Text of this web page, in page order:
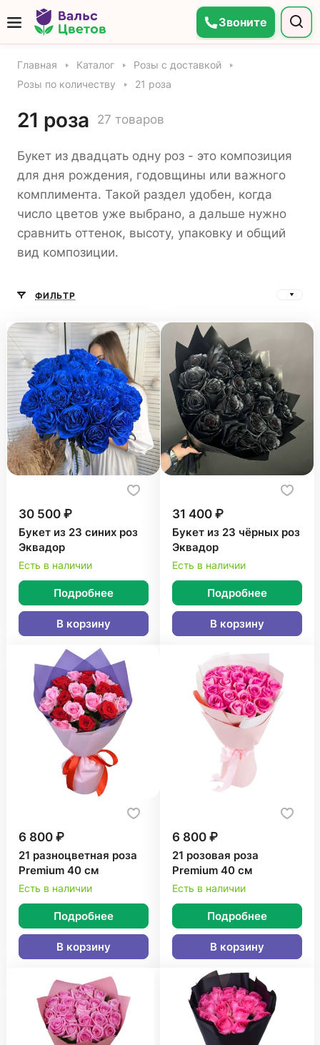
Звоните
Главная Каталог
Розы с доставкой
Розы по количеству
21 роза
21 роза 27 товаров
Букет из двадцать одну роз - это композиция
для дня рождения, годовщины или важного
комплимента. Такой раздел удобен, когда
число цветов уже выбрано, а дальше нужно
сравнить оттенок, высоту, упаковку и общий
вид композиции.
ФИЛЬТР
30 500 ₽
Букет из 23 синих роз
Эквадор
Есть в наличии
Подробнее
В корзину
31 400 ₽
Букет из 23 чёрных роз
Эквадор
Есть в наличии
Подробнее
В корзину
6 800 ₽
21 разноцветная роза
Premium 40 см
Есть в наличии
Подробнее
В корзину
6 800 ₽
21 розовая роза
Premium 40 см
Есть в наличии
Подробнее
В корзину